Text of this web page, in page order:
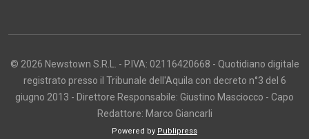
© 2026 Newstown S.R.L. - P.IVA: 02116420668 - Quotidiano digitale
registrato presso il Tribunale dell'Aquila con decreto n°3 del 6
giugno 2013 - Direttore Responsabile: Giustino Masciocco - Capo
Redattore: Marco Giancarli
Powered by Publipress